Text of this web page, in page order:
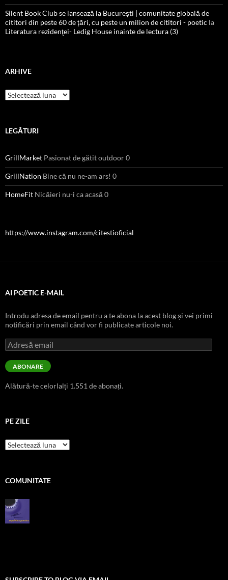
Silent Book Club se lansează la București | comunitate globală de
cititori din peste 60 de țări, cu peste un milion de cititori - poetic la
Literatura rezidenţei- Ledig House inainte de lectura (3)
ARHIVE
Arhive
LEGĂTURI
GrillMarket Pasionat de gătit outdoor 0
GrillNation Bine că nu ne-am ars! 0
HomeFit Nicăieri nu-i ca acasă 0
https://www.instagram.com/citestioficial
AI POETIC E-MAIL
Introdu adresa de email pentru a te abona la acest blog și vei primi
notificări prin email când vor fi publicate articole noi.
Adresă
email
ABONARE
Alătură-te celorlalți 1.551 de abonați.
PE ZILE
pe
zile
COMUNITATE